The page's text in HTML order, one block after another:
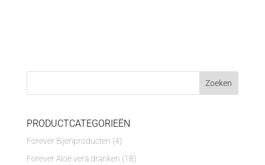
PRODUCTCATEGORIEËN
Forever Bijenproducten (4)
Forever Aloë vera dranken (18)